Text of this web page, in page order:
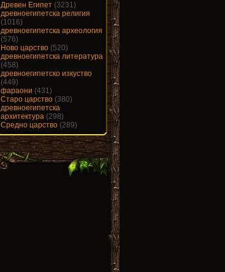
Древен Египет (3231)
древноегипетска религия
(1016)
древноегипетска археология
(576)
Ново царство (520)
древноегипетска литература
(458)
древноегипетско изкуство
(449)
фараони (431)
Старо царство (380)
древноегипетска
архитектура (298)
Средно царство (289)